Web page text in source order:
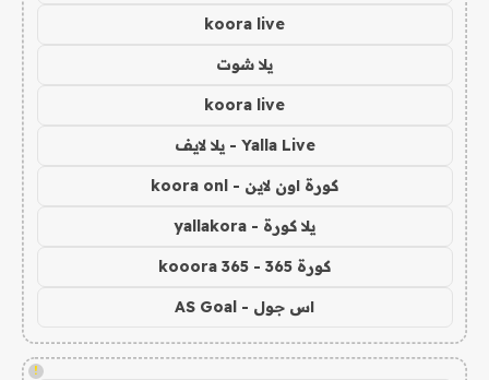
koora live
يلا شوت
koora live
Yalla Live - يلا لايف
كورة اون لاين - koora onl
يلا كورة - yallakora
كورة 365 - kooora 365
اس جول - AS Goal
!